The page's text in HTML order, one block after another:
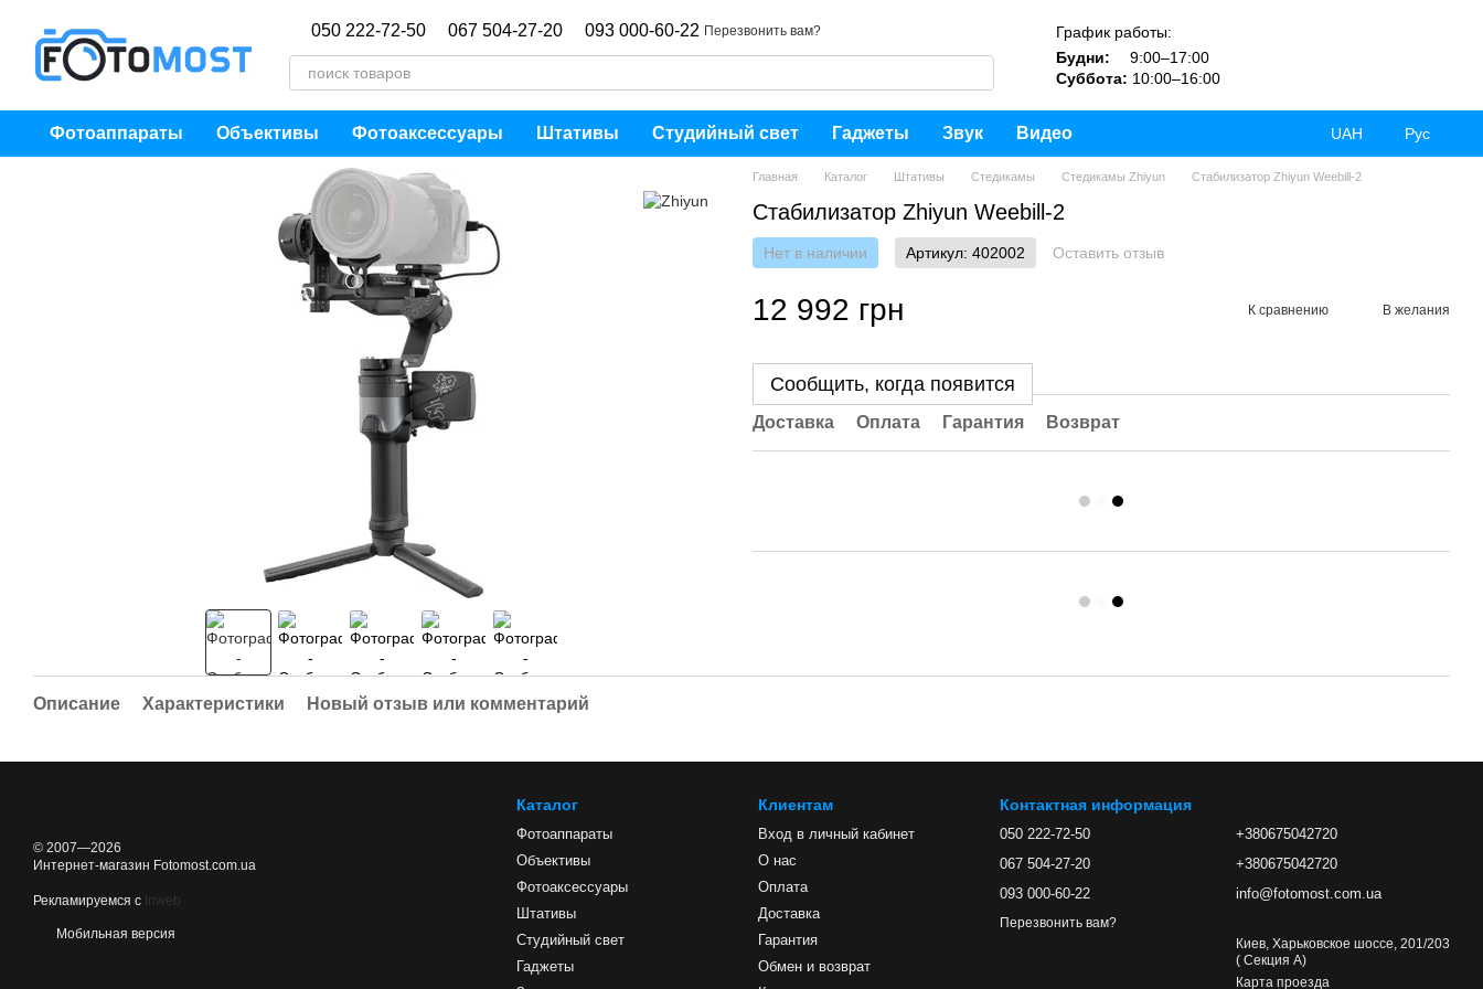
050 222-72-50 067 504-27-20 093 000-60-22 Перезвонить вам?
График работы:
Будни:
9:00–17:00
Суббота: 10:00–16:00
Фотоаппараты Объективы Фотоаксессуары Штативы Студийный свет Гаджеты Звук Видео UAH Рус
Главная Каталог Штативы Стедикамы Стедикамы Zhiyun Стабилизатор Zhiyun Weebill-2
Стабилизатор Zhiyun Weebill-2
Нет в наличии Артикул: 402002 Оставить отзыв
12 992 грн К сравнению В желания
Сообщить, когда появится
Доставка Оплата Гарантия Возврат
Описание Характеристики Новый отзыв или комментарий
© 2007—2026
Интернет-магазин Fotomost.com.ua
Рекламируемся с Inweb
Мобильная версия
Каталог
Фотоаппараты
Объективы
Фотоаксессуары
Штативы
Студийный свет
Гаджеты
Клиентам
Вход в личный кабинет
О нас
Оплата
Доставка
Гарантия
Обмен и возврат
Контактная информация
050 222-72-50
067 504-27-20
093 000-60-22
Перезвонить вам?
+380675042720
+380675042720
info@fotomost.com.ua
Киев, Харьковское шоссе, 201/203
( Секция А)
Карта проезда